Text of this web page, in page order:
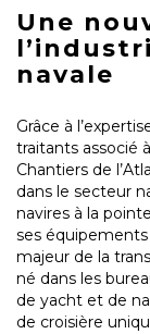
Une
navale
Grâce à
traitants associé
Chantiers de
dans le secteur
navires à la
ses
majeur de la
né dans les
de yacht et de
de croisière